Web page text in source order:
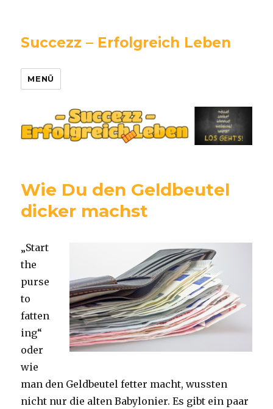
Succezz – Erfolgreich Leben
MENÜ
Wie Du den Geldbeutel
dicker machst
„Start
the
purse
to
fatten
ing“
oder
wie
man den Geldbeutel fetter macht, wussten
nicht nur die alten Babylonier. Es gibt ein paar